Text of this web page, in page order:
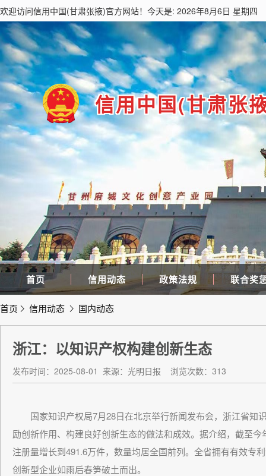
欢迎访问信用中国(甘肃张掖)官方网站！今天是: 2026年8月6日 星期四
信用中国(甘肃张
首页 信用动态 政策法规 联合奖
首页 信用动态 国内动态
浙江：以知识产权构建创新生态
发布时间：2025-08-01 来源：光明日报 浏览次数：313
国家知识产权局7月28日在北京举行新闻发布会，浙江省知
励创新作用、构建良好创新生态的做法和成效。据介绍，截至
注册量增长到491.6万件，数量均居全国前列。全省拥有有效专
创新型企业如雨后春笋破土而出。